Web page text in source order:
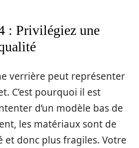
: Privilégiez une
verrière peut représenter
C’est pourquoi il est
d’un modèle bas de
les matériaux sont de
et donc plus fragiles. Votre